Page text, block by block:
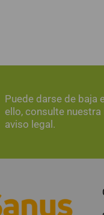
Puede darse de baja
ello, consulte
aviso legal.